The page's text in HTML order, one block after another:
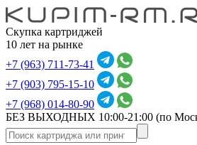
Скупка картриджей
10 лет на рынке
+7 (963) 711-73-41
+7 (903) 795-15-10
+7 (968) 014-80-90
БЕЗ ВЫХОДНЫХ 10:00-21:00 (по